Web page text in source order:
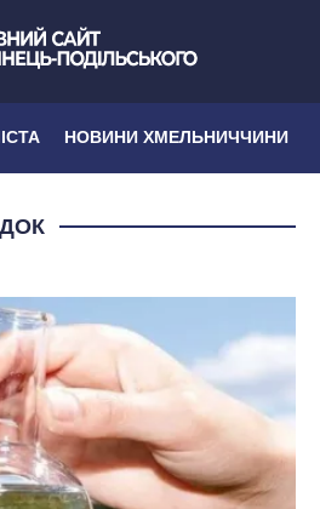
НОВИНИ ХМЕЛЬНИЧЧИНИ